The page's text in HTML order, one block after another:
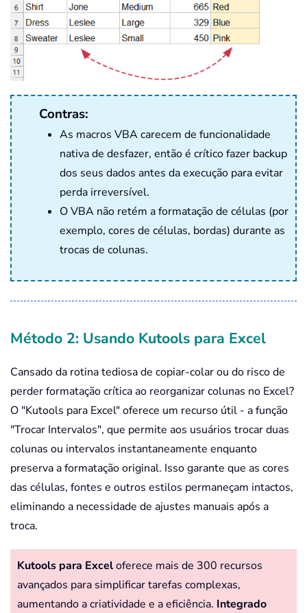
Contras:
As macros VBA carecem de funcionalidade
nativa de desfazer, então é crítico fazer backup
dos seus dados antes da execução para evitar
perda irreversível.
O VBA não retém a formatação de células (por
exemplo, cores de células, bordas) durante as
trocas de colunas.
Método 2: Usando Kutools para Excel
Cansado da rotina tediosa de copiar-colar ou do risco de
perder formatação crítica ao reorganizar colunas no Excel?
O "Kutools para Excel" oferece um recurso útil - a função
"Trocar Intervalos", que permite aos usuários trocar duas
colunas ou intervalos instantaneamente enquanto
preserva a formatação original. Isso garante que as cores
das células, fontes e outros estilos permaneçam intactos,
eliminando a necessidade de ajustes manuais após a
troca.
Kutools para Exceloferece mais de 300 recursos
avançados para simplificar tarefas complexas,
aumentando a criatividade e a eficiência. Integrado